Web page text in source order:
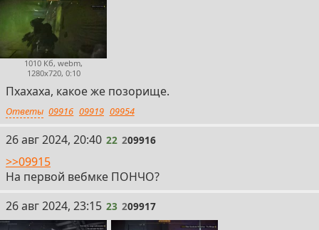
1010 Кб, webm,
1280x720, 0:10
Пхахаха, какое же позорище.
Ответы 09916 09919 09954
22
26 авг 2024, 20:40 22 209916
>>09915
На первой вебмке ПОНЧО?
23
26 авг 2024, 23:15 23 209917